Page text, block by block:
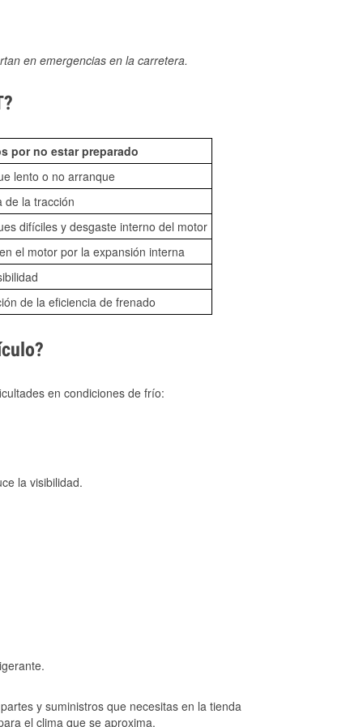
en emergencias en la carretera.
por no estar preparado
lento o no arranque
de la tracción
difíciles y desgaste interno del motor
el motor por la expansión interna
de la eficiencia de frenado
en condiciones de frío:
la visibilidad.
y suministros que necesitas en la tienda
el clima que se aproxima.